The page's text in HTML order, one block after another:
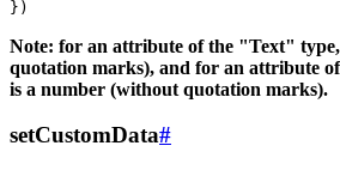
Note: for an attribute of the "Text"
quotation marks), and for an attribute
is a number (without quotation marks).
setCustomData#